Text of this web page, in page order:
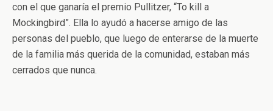
con el que ganaría el premio Pullitzer, “To kill a
Mockingbird”. Ella lo ayudó a hacerse amigo de las
personas del pueblo, que luego de enterarse de la muerte
de la familia más querida de la comunidad, estaban más
cerrados que nunca.